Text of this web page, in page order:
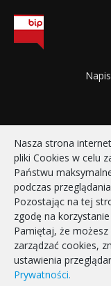
STRONA
POLITYKA
Nasza strona
pliki Cookies w celu
Państwu
podczas
Pozostając na tej
zgodę na
Pamiętaj, że
zarządzać cookies,
ustawienia
Prywatności.